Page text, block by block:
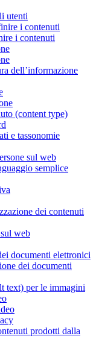
utenti
i contenuti
i contenuti
dell’informazione
(content type)
e tassonomie
sul web
semplice
dei contenuti
web
documenti elettronici
dei documenti
text) per le immagini
prodotti dalla